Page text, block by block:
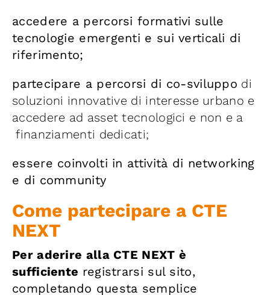
accedere a percorsi formativi sulle
tecnologie emergenti e sui verticali di
riferimento;
partecipare a percorsi di co-sviluppo di
soluzioni innovative di interesse urbano e
accedere ad asset tecnologici e non e a
finanziamenti dedicati;
essere coinvolti in attività di networking
e di community
Come partecipare a CTE
NEXT
Per aderire alla CTE NEXT è
sufficiente registrarsi sul sito,
completando questa semplice